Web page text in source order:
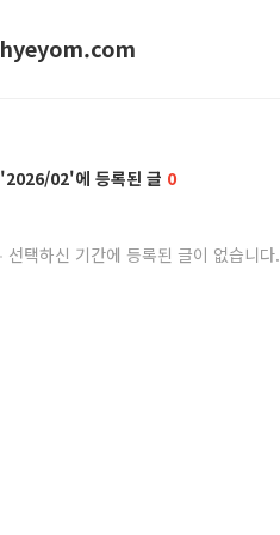
hyeyom.com
2026/02 0
선택하신 기간에 등록된 글이 없습니다.